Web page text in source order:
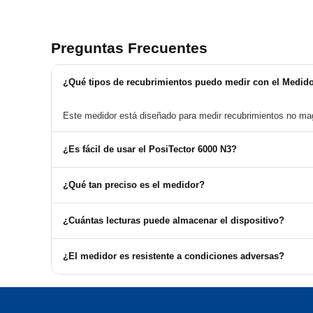
Preguntas Frecuentes
¿Qué tipos de recubrimientos puedo medir con el
Este medidor está diseñado para medir recubrimientos no
¿Es fácil de usar el PosiTector 6000 N3?
Sí, el PosiTector 6000 N3 está diseñado para operar con
¿Qué tan preciso es el medidor?
El medidor tiene una exactitud de ±(0.05 mils + 1%) para el
¿Cuántas lecturas puede almacenar el dispositivo?
El PosiTector 6000 N3 puede almacenar hasta 100.000
¿El medidor es resistente a condiciones adversas?
Sí, el medidor es resistente a la intemperie, disolventes,